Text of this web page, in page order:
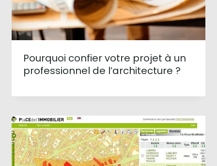
Pourquoi confier votre projet à un
professionnel de l’architecture ?